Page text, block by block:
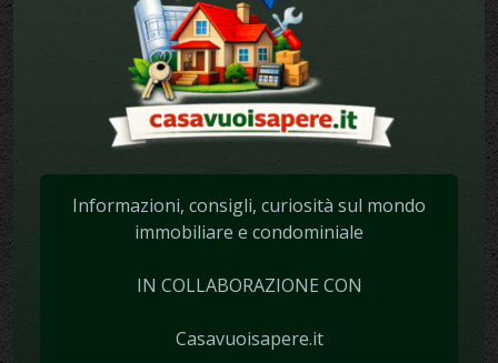
Informazioni, consigli, curiosità sul mondo
immobiliare e condominiale
IN COLLABORAZIONE CON
Casavuoisapere.it